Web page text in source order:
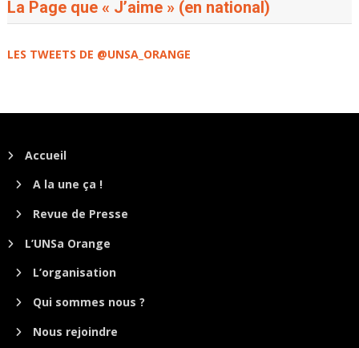
La Page que « J’aime » (en national)
LES TWEETS DE @UNSA_ORANGE
Accueil
A la une ça !
Revue de Presse
L’UNSa Orange
L’organisation
Qui sommes nous ?
Nous rejoindre